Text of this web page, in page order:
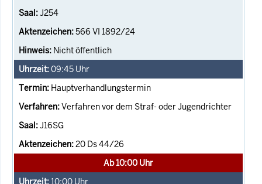
J254
566 VI 1892/24
Nicht öffentlich
09:45 Uhr
Hauptverhandlungstermin
Verfahren vor dem Straf- oder Jugendrichter
J16SG
20 Ds 44/26
Ab 10:00 Uhr
10:00 Uhr